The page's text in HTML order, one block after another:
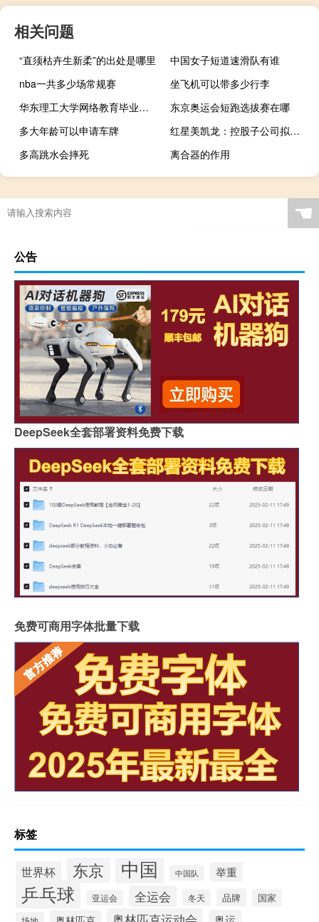
相关问题
“直须枯卉生新柔”的出处是哪里
中国女子短道速滑队有谁
nba一共多少场常规赛
坐飞机可以带多少行李
华东理工大学网络教育毕业学分是多少
东京奥运会短跑选拔赛在哪
多大年龄可以申请车牌
红星美凯龙：控股子公司拟设立规模不超40.01亿元商业抵押贷款资产支持专项计划
多高跳水会摔死
离合器的作用
☚
公告
DeepSeek全套部署资料免费下载
免费可商用字体批量下载
标签
世界杯 东京 中国 中国队 举重
乒乓球 亚运会 全运会 冬天 品牌 国家